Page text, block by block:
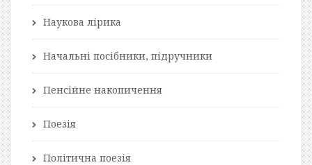
Наукова лірика
Начальні посібники, підручники
Пенсійне накопичення
Поезія
Політична поезія